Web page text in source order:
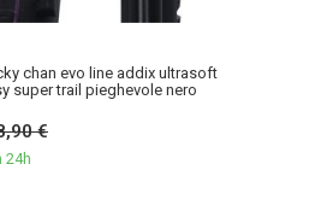
chan evo line addix ultrasoft
super trail pieghevole nero
€
24h